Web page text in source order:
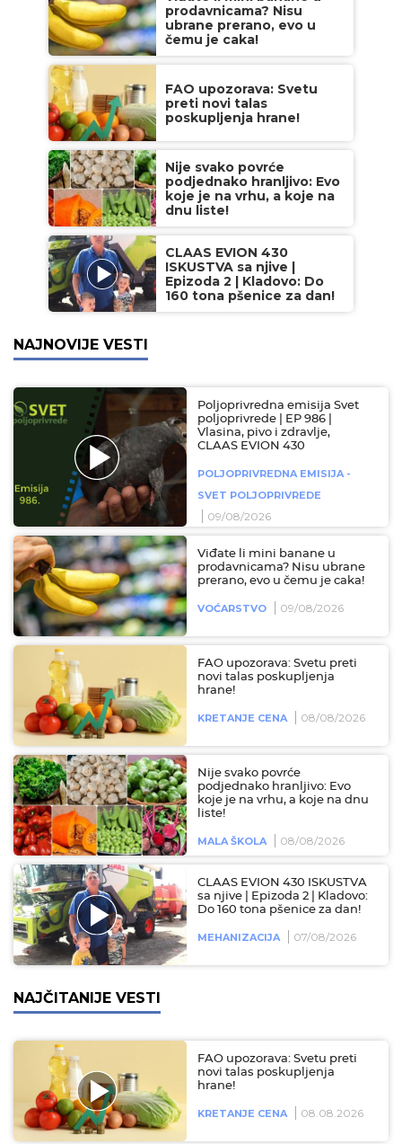
prodavnicama? Nisu
ubrane prerano, evo u
čemu je caka!
FAO upozorava: Svetu
preti novi talas
poskupljenja hrane!
Nije svako povrće
podjednako hranljivo: Evo
koje je na vrhu, a koje na
dnu liste!
CLAAS EVION 430
ISKUSTVA sa njive |
Epizoda 2 | Kladovo: Do
160 tona pšenice za dan!
NAJNOVIJE VESTI
Poljoprivredna emisija Svet
poljoprivrede | EP 986 |
Vlasina, pivo i zdravlje,
CLAAS EVION 430
POLJOPRIVREDNA EMISIJA -
SVET POLJOPRIVREDE
09/08/2026
Viđate li mini banane u
prodavnicama? Nisu ubrane
prerano, evo u čemu je caka!
VOĆARSTVO 09/08/2026
FAO upozorava: Svetu preti
novi talas poskupljenja
hrane!
KRETANJE CENA 08/08/2026
Nije svako povrće
podjednako hranljivo: Evo
koje je na vrhu, a koje na dnu
liste!
MALA ŠKOLA 08/08/2026
CLAAS EVION 430 ISKUSTVA
sa njive | Epizoda 2 | Kladovo:
Do 160 tona pšenice za dan!
MEHANIZACIJA 07/08/2026
NAJČITANIJE VESTI
FAO upozorava: Svetu preti
novi talas poskupljenja
hrane!
KRETANJE CENA 08.08.2026